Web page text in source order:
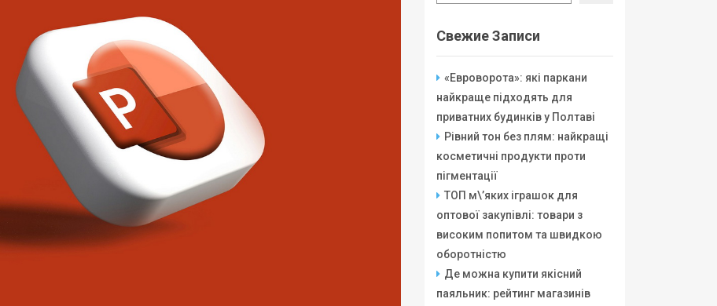
Свежие Записи
«Евроворота»: які паркани
найкраще підходять для
приватних будинків у Полтаві
Рівний тон без плям: найкращі
косметичні продукти проти
пігментації
ТОП м\’яких іграшок для
оптової закупівлі: товари з
високим попитом та швидкою
оборотністю
Де можна купити якісний
паяльник: рейтинг магазинів